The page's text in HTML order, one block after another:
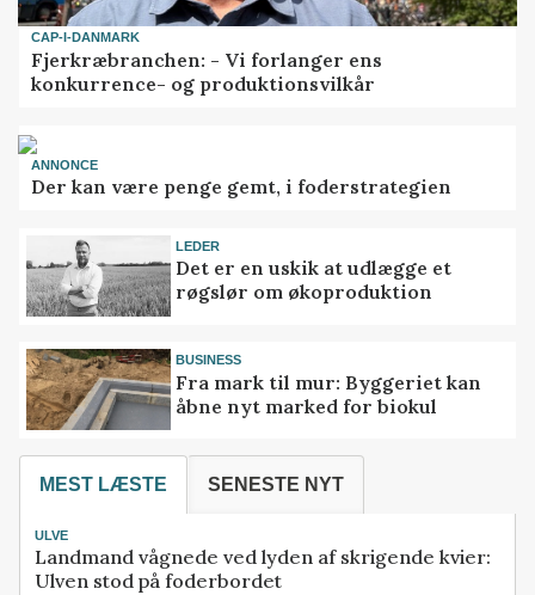
CAP-I-DANMARK
Fjerkræbranchen: - Vi forlanger ens
konkurrence- og produktionsvilkår
ANNONCE
Der kan være penge gemt, i foderstrategien
LEDER
Det er en uskik at udlægge et
røgslør om økoproduktion
BUSINESS
Fra mark til mur: Byggeriet kan
åbne nyt marked for biokul
MEST LÆSTE SENESTE NYT
ULVE
Landmand vågnede ved lyden af skrigende kvier:
Ulven stod på foderbordet